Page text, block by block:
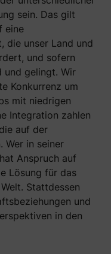
sein. Das gilt
eine
die unser Land und
und sofern
gelingt. Wir
Konkurrenz um
Integration zahlen
auf der
Wer in seiner
Lösung für das
Stattdessen
und